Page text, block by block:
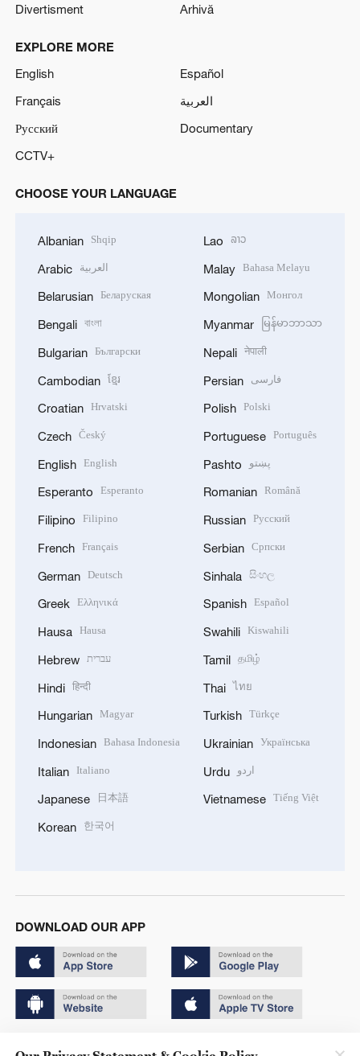
Divertisment
Arhivă
EXPLORE MORE
English
Español
Français
العربية
Русский
Documentary
CCTV+
CHOOSE YOUR LANGUAGE
Albanian Shqip
Arabic العربية
Belarusian Беларуская
Bengali বাংলা
Bulgarian Български
Cambodian ខ្មែរ
Croatian Hrvatski
Czech Český
English English
Esperanto Esperanto
Filipino Filipino
French Français
German Deutsch
Greek Ελληνικά
Hausa Hausa
Hebrew עברית
Hindi हिन्दी
Hungarian Magyar
Indonesian Bahasa Indonesia
Italian Italiano
Japanese 日本語
Korean 한국어
Lao ລາວ
Malay Bahasa Melayu
Mongolian Монгол
Myanmar မြန်မာဘာသာ
Nepali नेपाली
Persian فارسی
Polish Polski
Portuguese Português
Pashto پښتو
Romanian Română
Russian Русский
Serbian Српски
Sinhala සිංහල
Spanish Español
Swahili Kiswahili
Tamil தமிழ்
Thai ไทย
Turkish Türkçe
Ukrainian Українська
Urdu اردو
Vietnamese Tiếng Việt
DOWNLOAD OUR APP